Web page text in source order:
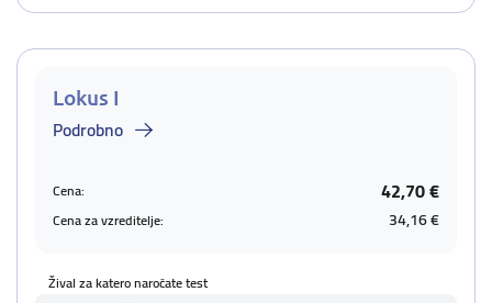
Lokus I
Podrobno
Cena: 42,70 €
Cena za vzreditelje: 34,16 €
Žival za katero naročate test